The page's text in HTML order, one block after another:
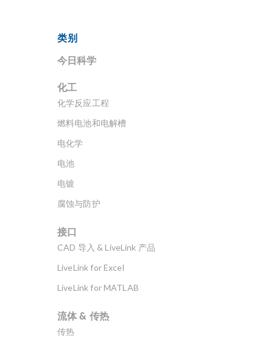
类别
今日科学
化工
化学反应工程
燃料电池和电解槽
电化学
电池
电镀
腐蚀与防护
接口
CAD 导入 & LiveLink 产品
LiveLink for Excel
LiveLink for MATLAB
流体 & 传热
传热